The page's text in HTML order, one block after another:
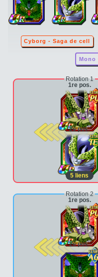
Cyborg - Saga de cell
Mono
Rotation 1
1re pos.
2e pos.
5 liens
Rotation 2
1re pos.
2e pos.